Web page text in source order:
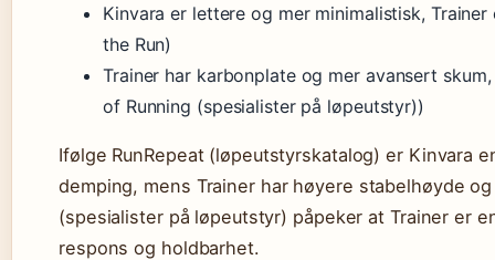
Kinvara er lettere og mer minimalistisk,
the Run)
Trainer har karbonplate og mer avansert
of Running (spesialister på løpeutstyr))
Ifølge RunRepeat (løpeutstyrskatalog) er Kinvara
demping, mens Trainer har høyere stabelhøyde
(spesialister på løpeutstyr) påpeker at Trainer er
respons og holdbarhet.